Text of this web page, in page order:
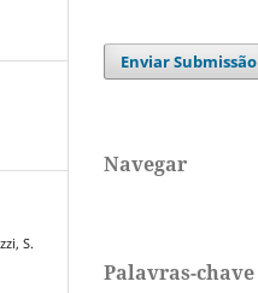
S.
Enviar Submissão
Navegar
Palavras-chave